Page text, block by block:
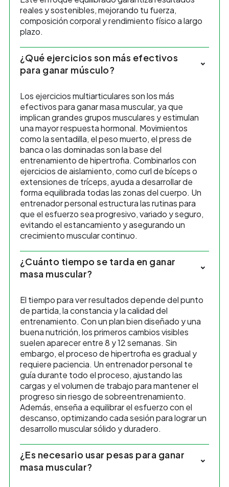
reales y sostenibles, mejorando tu fuerza,
composición corporal y rendimiento físico a largo
plazo.
¿Qué ejercicios son más efectivos
para ganar músculo?
Los ejercicios multiarticulares son los más
efectivos para ganar masa muscular, ya que
implican grandes grupos musculares y estimulan
una mayor respuesta hormonal. Movimientos
como la sentadilla, el peso muerto, el press de
banca o las dominadas son la base del
entrenamiento de hipertrofia. Combinarlos con
ejercicios de aislamiento, como curl de bíceps o
extensiones de tríceps, ayuda a desarrollar de
forma equilibrada todas las zonas del cuerpo. Un
entrenador personal estructura las rutinas para
que el esfuerzo sea progresivo, variado y seguro,
evitando el estancamiento y asegurando un
crecimiento muscular continuo.
¿Cuánto tiempo se tarda en ganar
masa muscular?
El tiempo para ver resultados depende del punto
de partida, la constancia y la calidad del
entrenamiento. Con un plan bien diseñado y una
buena nutrición, los primeros cambios visibles
suelen aparecer entre 8 y 12 semanas. Sin
embargo, el proceso de hipertrofia es gradual y
requiere paciencia. Un entrenador personal te
guía durante todo el proceso, ajustando las
cargas y el volumen de trabajo para mantener el
progreso sin riesgo de sobreentrenamiento.
Además, enseña a equilibrar el esfuerzo con el
descanso, optimizando cada sesión para lograr un
desarrollo muscular sólido y duradero.
¿Es necesario usar pesas para ganar
masa muscular?